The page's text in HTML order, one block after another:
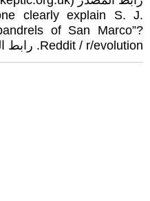
clearly explain S. J.
of San Marco”?
Reddit / r/evolution. رابط المصدر (Reddit.com)